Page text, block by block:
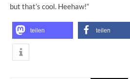
but that’s cool. Heehaw!“
teilen teilen